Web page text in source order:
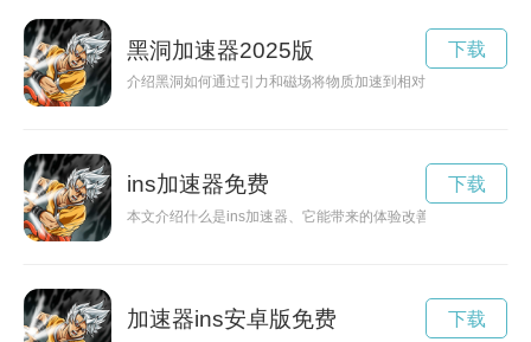
黑洞加速器2025版
介绍黑洞如何通过引力和磁场将物质加速到相对论速度，涵盖
下载
ins加速器免费
本文介绍什么是ins加速器、它能带来的体验改善、选择时应关
下载
加速器ins安卓版免费 下载